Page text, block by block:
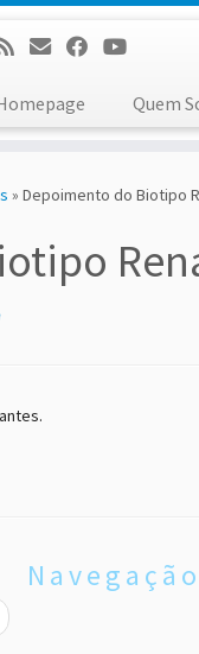
Quem
» Depoimento do Biotipo